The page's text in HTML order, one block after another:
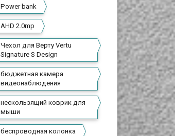
Power bank
AHD 2.0mp
Чехол для Верту Vertu
Signature S Design
бюджетная камера
видеонаблюдения
нескользящий коврик для
мыши
беспроводная колонка